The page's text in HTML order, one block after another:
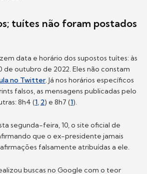
tuítes não foram postados
data e horário dos supostos tuítes: às
de outubro de 2022. Eles não constam
no Twitter. Já nos horários específicos
falsos, as mensagens publicadas pelo
8h4 (1, 2) e 8h7 (1).
segunda-feira, 10, o site oficial de
que o ex-presidente jamais
falsamente atribuídas a ele.
buscas no Google com o teor